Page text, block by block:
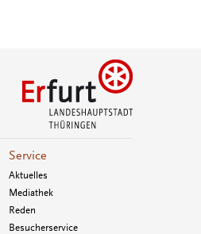
Service
Aktuelles
Mediathek
Reden
Besucherservice